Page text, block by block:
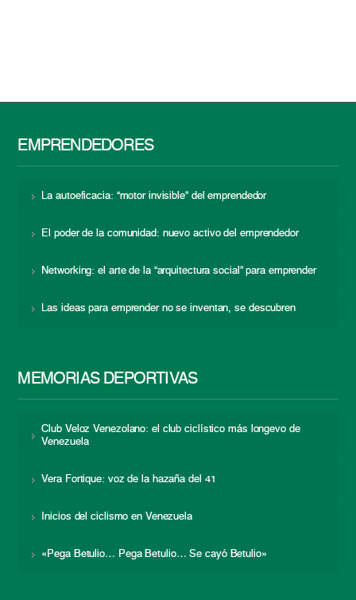
EMPRENDEDORES
La autoeficacia: “motor invisible” del emprendedor
El poder de la comunidad: nuevo activo del emprendedor
Networking: el arte de la “arquitectura social” para emprender
Las ideas para emprender no se inventan, se descubren
MEMORIAS DEPORTIVAS
Club Veloz Venezolano: el club ciclístico más longevo de
Venezuela
Vera Fortique: voz de la hazaña del 41
Inicios del ciclismo en Venezuela
«Pega Betulio… Pega Betulio… Se cayó Betulio»